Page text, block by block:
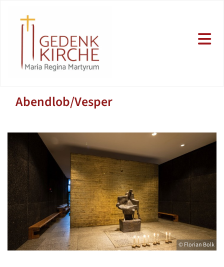
Abendlob/Vesper
© Florian Bolk